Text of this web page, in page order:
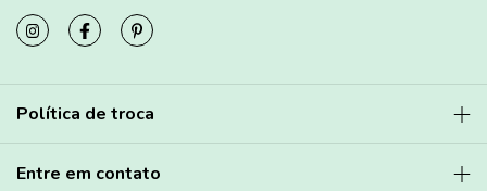
Política de troca
Entre em contato